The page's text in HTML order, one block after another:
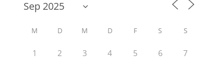
M D M D F S S
1 2 3 4 5 6 7